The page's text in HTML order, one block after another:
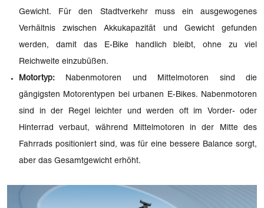
Gewicht. Für den Stadtverkehr muss ein ausgewogenes
Verhältnis zwischen Akkukapazität und Gewicht gefunden
werden, damit das E-Bike handlich bleibt, ohne zu viel
Reichweite einzubüßen.
Motortyp: Nabenmotoren und Mittelmotoren sind die
gängigsten Motorentypen bei urbanen E-Bikes. Nabenmotoren
sind in der Regel leichter und werden oft im Vorder- oder
Hinterrad verbaut, während Mittelmotoren in der Mitte des
Fahrrads positioniert sind, was für eine bessere Balance sorgt,
aber das Gesamtgewicht erhöht.